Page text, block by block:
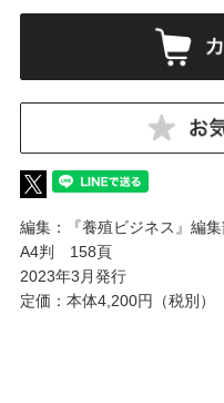
編集：『養殖ビジネス』編集
A4判 158頁
2023年3月発行
定価：本体4,200円（税別）